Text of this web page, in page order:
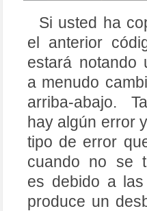
18
19
20
22
23
24
25
26
27
28
29
30
31
32
33
34
35
// Define el
isplay
lcd
begin 4
;
lcd.setCursor(0,0);
lcd
print "Sensor
pinMode(
digitalWrite (
Serial.println(
Serial. println "
Serial.println
Serial.println(
delay(2000);
lcd. clear();
}
void loop(
{
// Preparamos el
lcd. setCursor (0,0)
lcd.print("Current
Si usted ha
el anterior
estará notando
a menudo
arriba-abajo.
hay algún error
tipo de error
cuando no se
es debido a las
produce un